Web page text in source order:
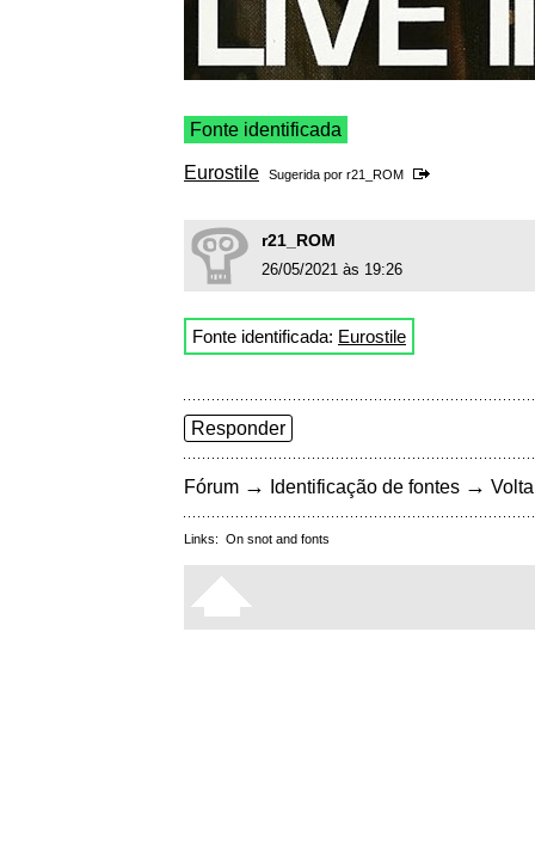
Fonte identificada
Eurostile Sugerida por r21_ROM
r21_ROM
26/05/2021 às 19:26
Fonte identificada: Eurostile
Responder
Fórum → Identificação de fontes →
Links: On snot and fonts